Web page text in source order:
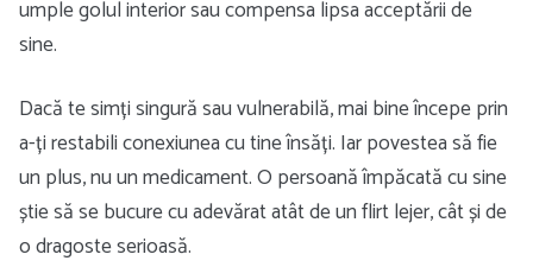
umple golul interior sau compensa lipsa acceptării de
sine.
Dacă te simți singură sau vulnerabilă, mai bine începe prin
a-ți restabili conexiunea cu tine însăți. Iar povestea să fie
un plus, nu un medicament. O persoană împăcată cu sine
știe să se bucure cu adevărat atât de un flirt lejer, cât și de
o dragoste serioasă.